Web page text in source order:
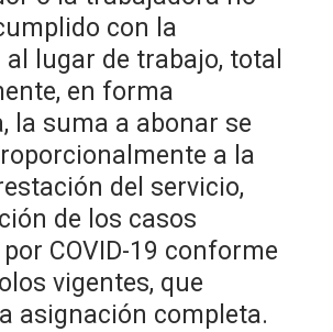
con la
lugar de trabajo, total
en forma
la suma a abonar se
a la
del servicio,
de los casos
COVID-19 conforme
vigentes, que
asignación completa.